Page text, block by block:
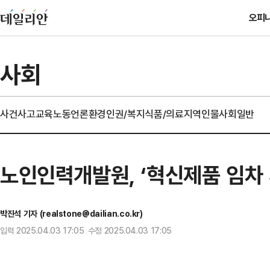
오피
사회
사건사고교육노동언론환경인권/복지식품/의료지역인물사회일반
노인인력개발원, ‘혁신제품 임
박진석 기자 (realstone@dailian.co.kr)
입력 2025.04.03 17:05 수정 2025.04.03 17:05